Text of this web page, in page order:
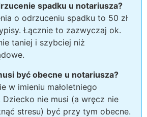
spadku u notariusza?
o odrzuceniu spadku to 50 zł
Łącznie to zazwyczaj ok.
taniej i szybciej niż
być obecne u notariusza?
w imieniu małoletniego
Dziecko nie musi (a wręcz nie
stresu) być przy tym obecne.